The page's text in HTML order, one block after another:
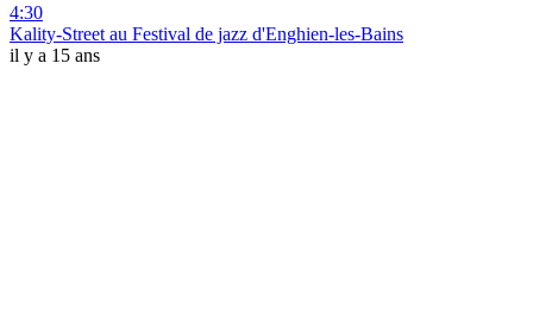
4:30
Kality-Street au Festival de jazz d'Enghien-les-Bains
il y a 15 ans